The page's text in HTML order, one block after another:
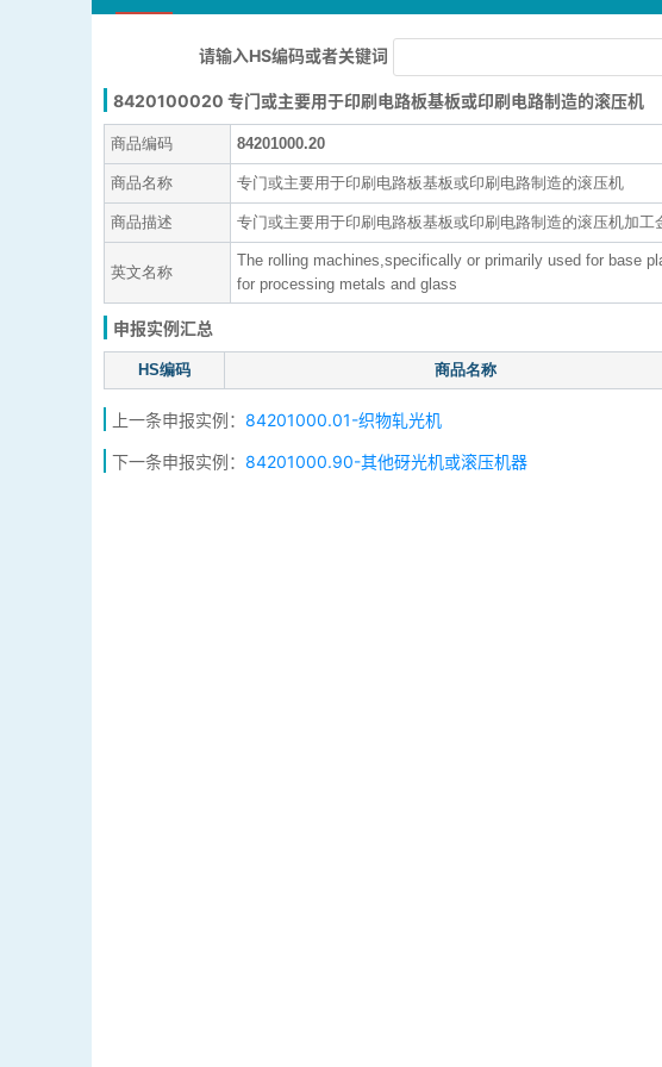
请输入HS编码或者关键词
8420100020 专门或主要用于印刷电路板基板或印刷电路制造的滚压机
商品编码 84201000.20
商品名称 专门或主要用于印刷电路板基板或印刷电路制造的滚压机
商品描述 专门或主要用于印刷电路板基板或印刷电路制造的滚压机加工
英文名称
The rolling machines,specifically or primarily used for base
for processing metals and glass
申报实例汇总
HS编码 商品名称
上一条申报实例： 84201000.01-织物轧光机
下一条申报实例： 84201000.90-其他砑光机或滚压机器